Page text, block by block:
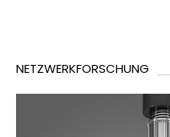
NETZWERKFORSCHUNG